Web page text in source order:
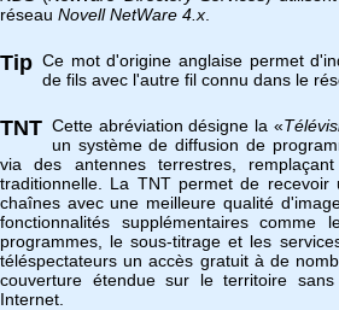
réseau Novell NetWare 4.x
Tip Ce mot d'origine anglaise permet
de fils avec l'autre fil connu dans le
TNT Cette abréviation désigne la «
un système de diffusion de
via des antennes terrestres,
traditionnelle. La TNT permet de
chaînes avec une meilleure qualité
fonctionnalités supplémentaires comme
programmes, le sous-titrage et les
téléspectateurs un accès gratuit à de
couverture étendue sur le territoire
Internet.